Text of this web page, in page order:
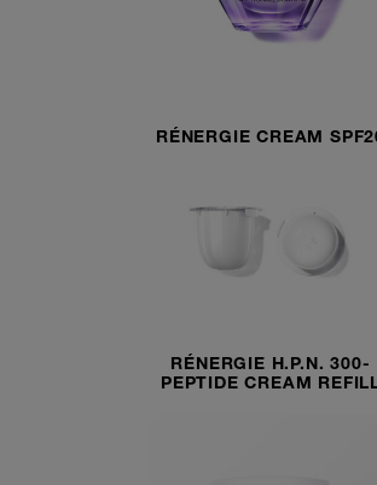
RÉNERGIE CREAM
RÉNERGIE H.P.N. 300-
PEPTIDE CREAM